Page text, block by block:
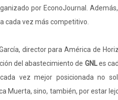
por EconoJournal.
cada vez más competitivo.
director para América de
del abastecimiento de GNLes
vez mejor posicionada no
Muerta, sino, también, por estar